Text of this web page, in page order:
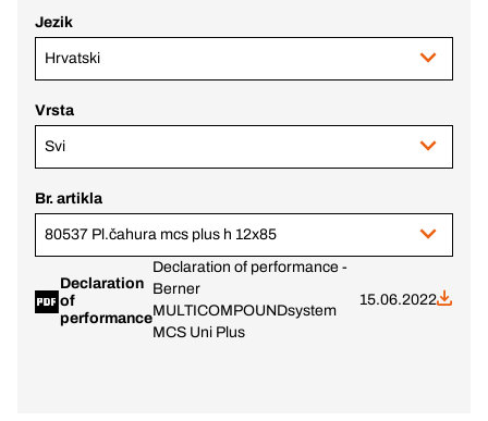
Jezik
Hrvatski
Vrsta
Svi
Br. artikla
80537 Pl.čahura mcs plus h 12x85
Declaration
of
performance
Declaration of performance -
Berner
MULTICOMPOUNDsystem
MCS Uni Plus
15.06.2022